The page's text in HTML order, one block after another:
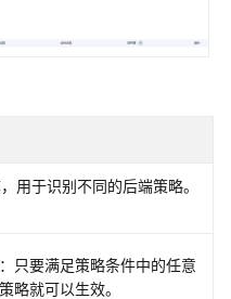
用于识别不同的后端策略。
只要满足策略条件中的任意
略就可以生效。